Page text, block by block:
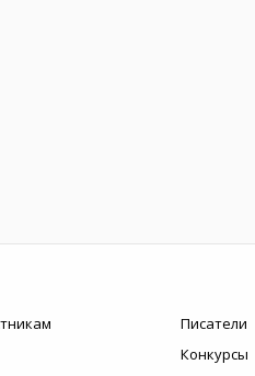
Писатели
Конкурсы